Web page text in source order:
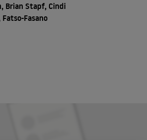
Brian Stapf, Cindi
Fatso-Fasano